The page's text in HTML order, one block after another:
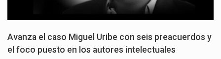
Avanza el caso Miguel Uribe con seis preacuerdos y
el foco puesto en los autores intelectuales